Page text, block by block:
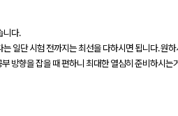
니다.
일단 시험 전까지는 최선을 다하시면 됩니다.원하
방향을 잡을 때 편하니 최대한 열심히 준비하시는